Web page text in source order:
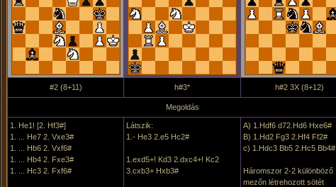
#2 (8+11) h#3* h#2 3X (8+12)
Megoldás
1. He1! [2. Hf3#]
1. ... He7 2. Vxe3#
1. ... Hb6 2. Vxf6#
1. ... Hb4 2. Fxe3#
1. ... Hc3 2. Fxf6#
Látszik:
1.- He3 2.e5 Hc2#
1.exd5+! Kd3 2.dxc4+! Kc2
3.cxb3+ Hxb3#
A) 1.Hdf6 d72.Hd6 Hxe6#
B) 1.Hd2 Fg3 2.Hf4 Ff2#
c) 1.Hdc3 Bb5 2.Hc5 Bb4#
Háromszor 2-2 különböző
mezőn létrehozott sötét